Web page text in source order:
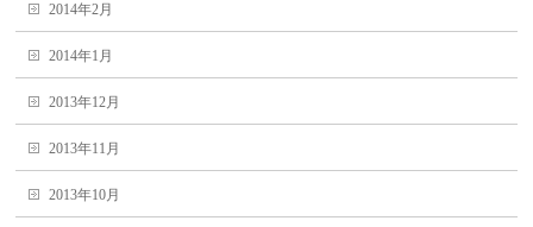
2014年2月
2014年1月
2013年12月
2013年11月
2013年10月